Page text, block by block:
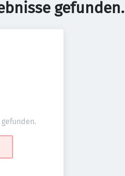
gefunden.